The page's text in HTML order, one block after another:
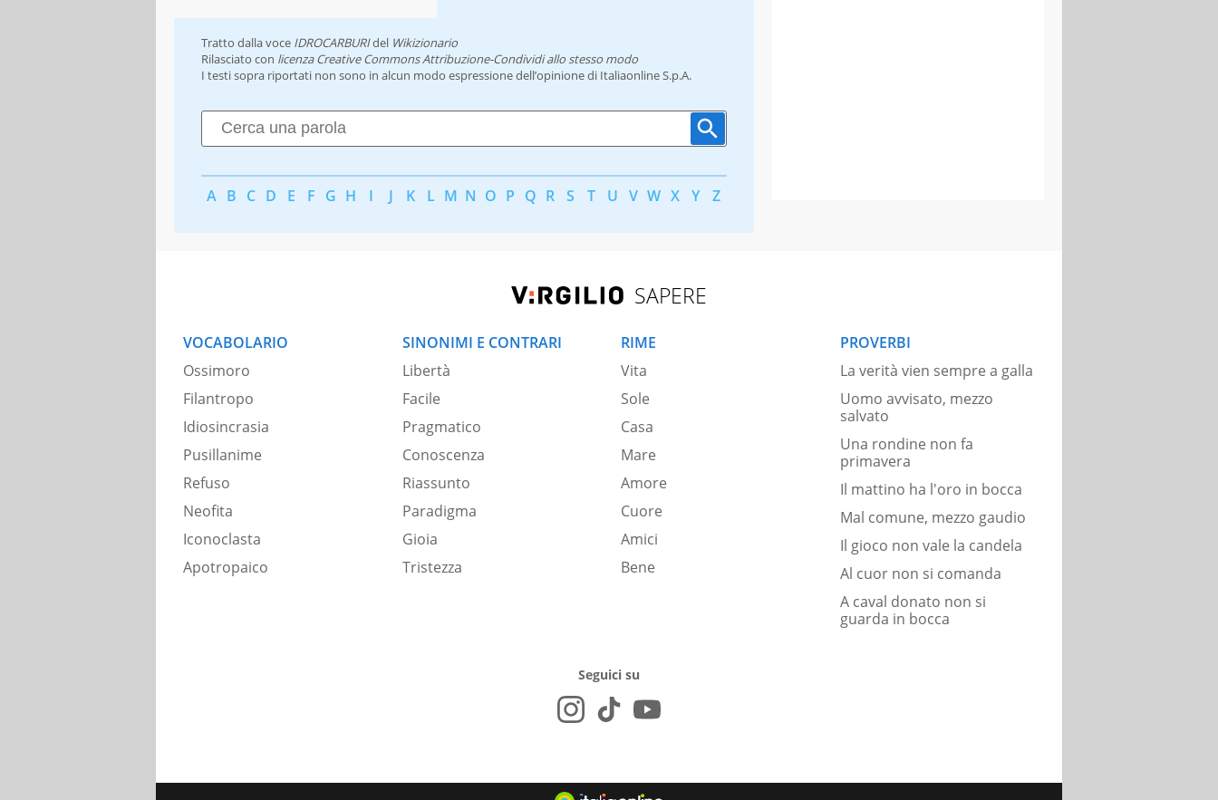
Tratto dalla voce IDROCARBURIdel Wikizionario
Rilasciato con licenza Creative Commons Attribuzione-Condividi allo stesso modo
I testi sopra riportati non sono in alcun modo espressione dell’opinione di Italiaonline S.p.A.
A B C D E F G H I J K L M N O P Q R S T U V W X Y Z
SAPERE
VOCABOLARIO
Ossimoro
Filantropo
Idiosincrasia
Pusillanime
Refuso
Neofita
Iconoclasta
Apotropaico
SINONIMI E CONTRARI
Libertà
Facile
Pragmatico
Conoscenza
Riassunto
Paradigma
Gioia
Tristezza
RIME
Vita
Sole
Casa
Mare
Amore
Cuore
Amici
Bene
PROVERBI
La verità vien sempre a galla
Uomo avvisato, mezzo
salvato
Una rondine non fa
primavera
Il mattino ha l'oro in bocca
Mal comune, mezzo gaudio
Il gioco non vale la candela
Al cuor non si comanda
A caval donato non si
guarda in bocca
Seguici su